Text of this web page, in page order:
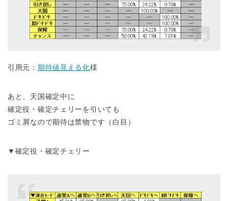
引用元： 期待値見える化様
あと、天国確定中に
確定役・確定チェリーを引いても
ゴミ屑なので期待は禁物です（白目）
▼確定役・確定チェリー